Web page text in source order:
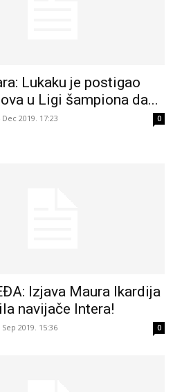
Lukaku je postigao
u Ligi šampiona da...
Dec 2019. 17:23 0
Izjava Maura Ikardija
navijače Intera!
Sep 2019. 15:36 0